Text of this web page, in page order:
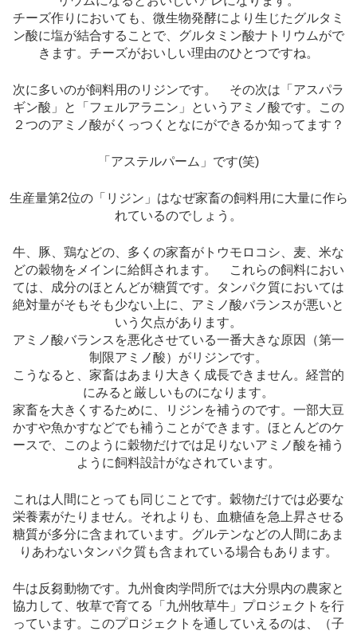
チーズ作りにおいても、微生物発酵により生じたグルタミ
ン酸に塩が結合することで、グルタミン酸ナトリウムがで
きます。チーズがおいしい理由のひとつですね。
次に多いのが飼料用のリジンです。 その次は「アスパラ
ギン酸」と「フェルアラニン」というアミノ酸です。この
２つのアミノ酸がくっつくとなにができるか知ってます？
「アステルパーム」です(笑)
生産量第2位の「リジン」はなぜ家畜の飼料用に大量に作ら
れているのでしょう。
牛、豚、鶏などの、多くの家畜がトウモロコシ、麦、米な
どの穀物をメインに給餌されます。 これらの飼料におい
ては、成分のほとんどが糖質です。タンパク質においては
絶対量がそもそも少ない上に、アミノ酸バランスが悪いと
いう欠点があります。
アミノ酸バランスを悪化させている一番大きな原因（第一
制限アミノ酸）がリジンです。
こうなると、家畜はあまり大きく成長できません。経営的
にみると厳しいものになります。
家畜を大きくするために、リジンを補うのです。一部大豆
かすや魚かすなどでも補うことができます。ほとんどのケ
ースで、このように穀物だけでは足りないアミノ酸を補う
ように飼料設計がなされています。
これは人間にとっても同じことです。穀物だけでは必要な
栄養素がたりません。それよりも、血糖値を急上昇させる
糖質が多分に含まれています。グルテンなどの人間にあま
りあわないタンパク質も含まれている場合もあります。
牛は反芻動物です。九州食肉学問所では大分県内の農家と
協力して、牧草で育てる「九州牧草牛」プロジェクトを行
っています。このプロジェクトを通していえるのは、（子